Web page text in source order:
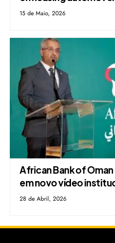
15 de Maio, 2026
African Bank of
em novo vídeo
28 de Abril, 2026